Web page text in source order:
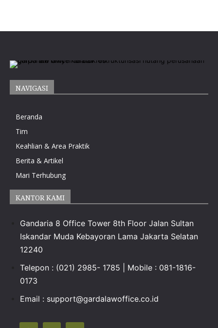
NAVIGASI
Beranda
Tim
Keahlian & Area Praktik
Berita & Artikel
Mari Terhubung
KANTOR KAMI
Gandaria 8 Office Tower 8th Floor Jalan Sultan
Iskandar Muda Kebayoran Lama Jakarta Selatan
12240
Telepon : (021) 2985- 1785 | Mobile : 081-1816-
0173
Email : support@gardalawoffice.co.id